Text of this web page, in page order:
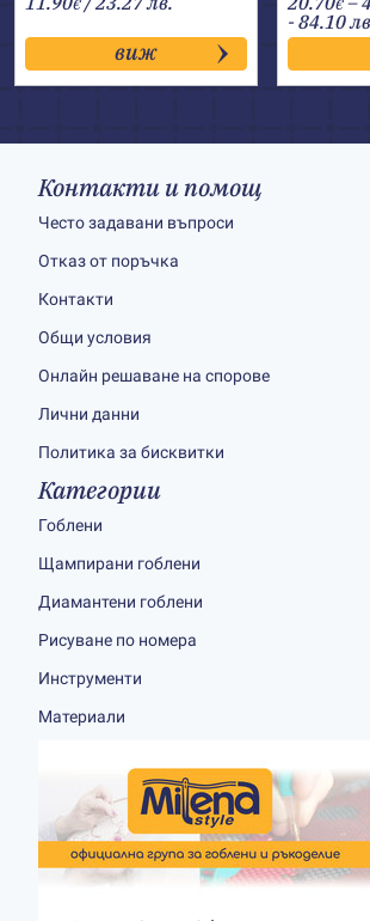
€
виж
€
- 84.10
Контакти и помощ
Често задавани въпроси
Отказ от поръчка
Контакти
Общи условия
Онлайн решаване на спорове
Лични данни
Политика за бисквитки
Категории
Гоблени
Щампирани гоблени
Диамантени гоблени
Рисуване по номера
Инструменти
Материали